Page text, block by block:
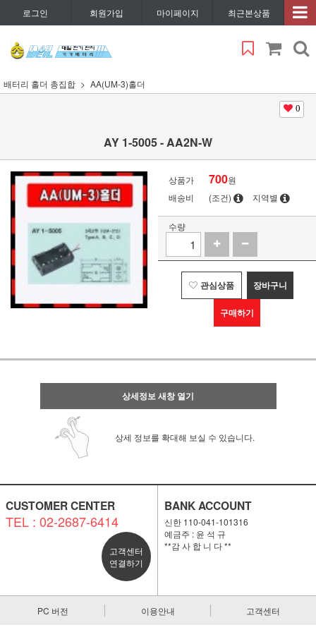
로그인 회원가입 마이페이지 최근본상품
배터리 홀더 총집합 AA(UM-3)홀더
0
AY 1-5005 - AA2N-W
상품가 700원
배송비
(조건) 지역별
수량
관심상품 장바구니
구매하기
상세정보 새창 열기
상세 정보를 확대해 보실 수 있습니다.
CUSTOMER CENTER
TEL : 02-2687-6414
고객센터
연결하기
BANK ACCOUNT
신한 110-041-101316
예금주 : 윤 석 규
**감 사 합 니 다 **
PC 버전 이용안내 고객센터